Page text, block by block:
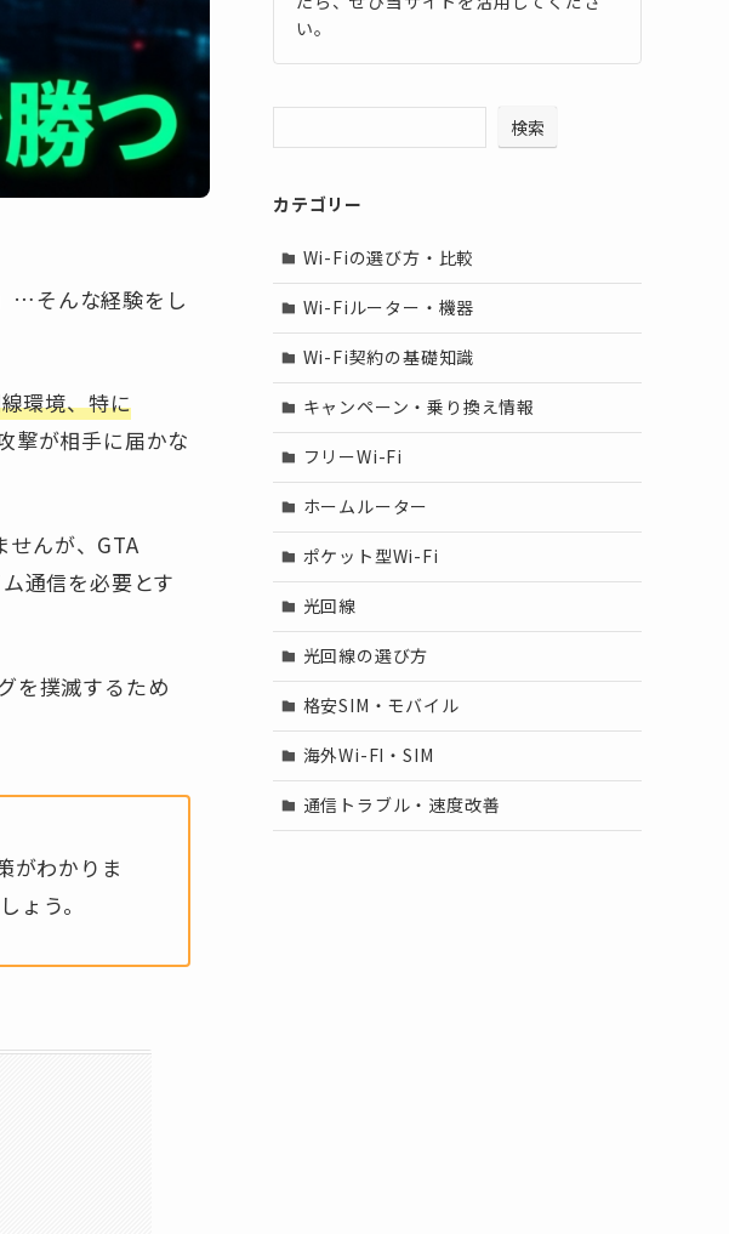
…そんな経験をし
環境、特に
撃が相手に届かな
せんが、GTA
通信を必要とす
を撲滅するため
がわかりま
ょう。
い。
検索
カテゴリー
Wi-Fiの選び方・比較
Wi-Fiルーター・機器
Wi-Fi契約の基礎知識
キャンペーン・乗り換え情報
フリーWi-Fi
ホームルーター
ポケット型Wi-Fi
光回線
光回線の選び方
格安SIM・モバイル
海外Wi-FI・SIM
通信トラブル・速度改善